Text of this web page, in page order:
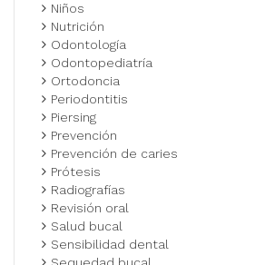
Niños
Nutrición
Odontología
Odontopediatría
Ortodoncia
Periodontitis
Piersing
Prevención
Prevención de caries
Prótesis
Radiografías
Revisión oral
Salud bucal
Sensibilidad dental